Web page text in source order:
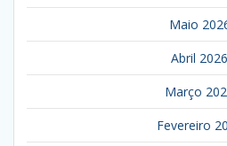
Maio
Abril 2026
Março
Fevereiro